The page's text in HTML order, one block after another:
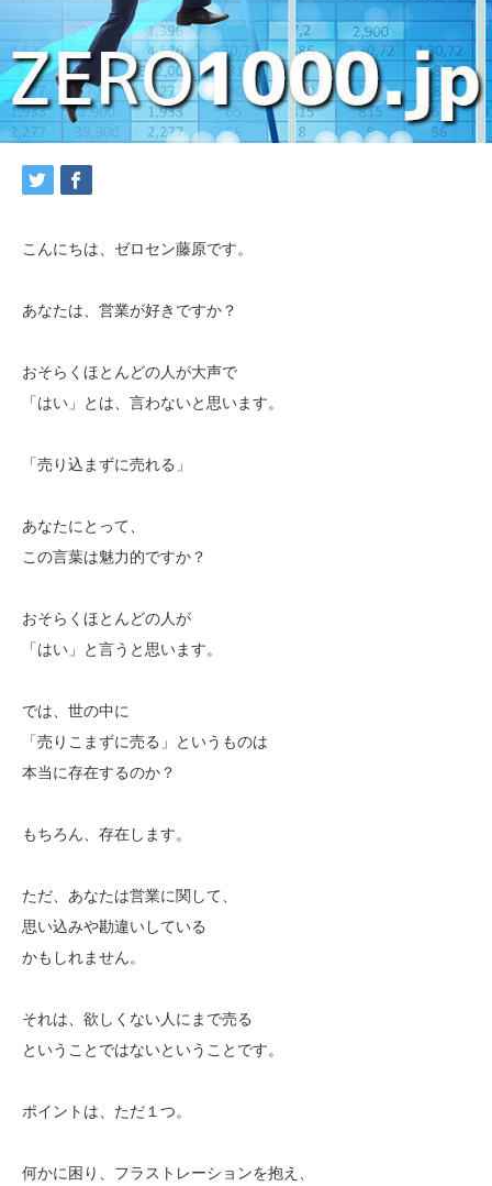
こんにちは、ゼロセン藤原です。
あなたは、営業が好きですか？
おそらくほとんどの人が大声で
「はい」とは、言わないと思います。
「売り込まずに売れる」
あなたにとって、
この言葉は魅力的ですか？
おそらくほとんどの人が
「はい」と言うと思います。
では、世の中に
「売りこまずに売る」というものは
本当に存在するのか？
もちろん、存在します。
ただ、あなたは営業に関して、
思い込みや勘違いしている
かもしれません。
それは、欲しくない人にまで売る
ということではないということです。
ポイントは、ただ１つ。
何かに困り、フラストレーションを抱え、